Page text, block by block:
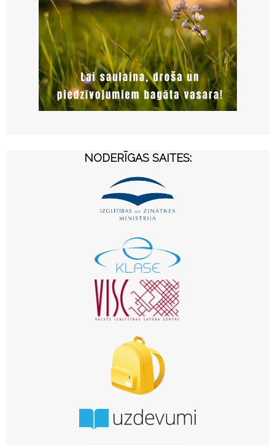
NODERĪGAS SAITES: